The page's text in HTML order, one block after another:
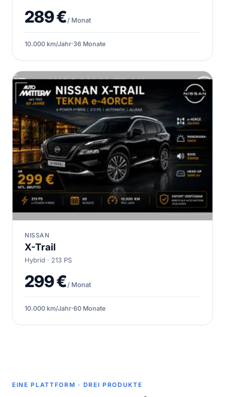
289 €/ Monat
10.000 km/Jahr·36 Monate
NISSAN
X-Trail
Hybrid · 213 PS
299 €/ Monat
10.000 km/Jahr·60 Monate
EINE PLATTFORM · DREI PRODUKTE